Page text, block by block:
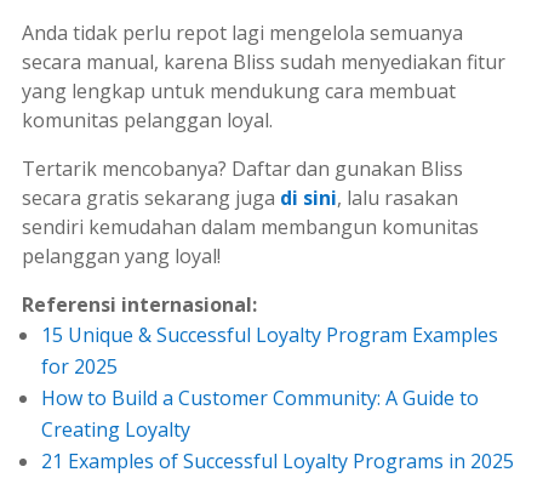
Anda tidak perlu repot lagi mengelola semuanya
secara manual, karena Bliss sudah menyediakan fitur
yang lengkap untuk mendukung cara membuat
komunitas pelanggan loyal.
Tertarik mencobanya? Daftar dan gunakan Bliss
secara gratis sekarang juga di sini, lalu rasakan
sendiri kemudahan dalam membangun komunitas
pelanggan yang loyal!
Referensi internasional:
15 Unique & Successful Loyalty Program Examples
for 2025
How to Build a Customer Community: A Guide to
Creating Loyalty
21 Examples of Successful Loyalty Programs in 2025